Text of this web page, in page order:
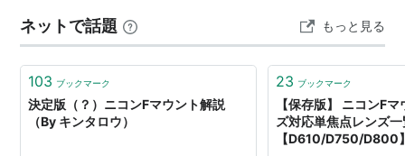
っていたので、動体にすこぶる強いNikon D500と中～望
遠レンズメインの機材を揃えていました。しかし、徐々
に撮影対象に変化が。そのきっ…
ネットで話題 もっと見る
103 ブックマーク
決定版（？）ニコンFマウント解説
（By キンタロウ）
23 ブックマーク
【保存版】 ニコンF
ズ対応単焦点レンズ
【D610/D750/D800